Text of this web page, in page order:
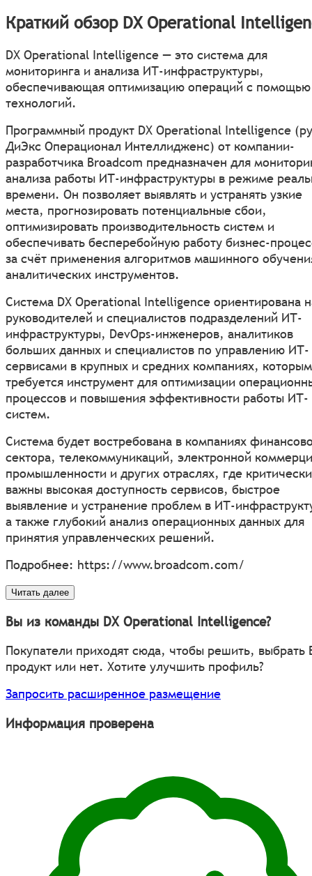
Краткий обзор DX Operational
DX Operational Intelligence — это система для
мониторинга и анализа ИТ-инфраструктуры,
обеспечивающая оптимизацию операций с
технологий.
Программный продукт DX Operational Intelligence
ДиЭкс Операционал Интеллидженс) от компании-
разработчика Broadcom предназначен для
анализа работы ИТ-инфраструктуры в режиме
времени. Он позволяет выявлять и устранять узкие
места, прогнозировать потенциальные сбои,
оптимизировать производительность систем и
обеспечивать бесперебойную работу бизнес-
за счёт применения алгоритмов машинного
аналитических инструментов.
Система DX Operational Intelligence ориентирована
руководителей и специалистов подразделений ИТ-
инфраструктуры, DevOps-инженеров, аналитиков
больших данных и специалистов по управлению ИТ-
сервисами в крупных и средних компаниях, которым
требуется инструмент для оптимизации
процессов и повышения эффективности работы ИТ-
систем.
Система будет востребована в компаниях
сектора, телекоммуникаций, электронной
промышленности и других отраслях, где критически
важны высокая доступность сервисов, быстрое
выявление и устранение проблем в ИТ-
а также глубокий анализ операционных данных для
принятия управленческих решений.
Подробнее: https://www.broadcom.com/
Читать далее
Вы из команды DX Operational Intelligence?
Покупатели приходят сюда, чтобы решить, выбрать
продукт или нет. Хотите улучшить профиль?
Запросить расширенное размещение
Информация проверена